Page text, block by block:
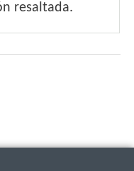
resaltada.